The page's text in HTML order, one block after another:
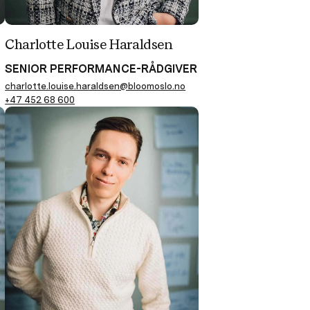
Charlotte Louise Haraldsen
SENIOR PERFORMANCE-RÅDGIVER
charlotte.louise.haraldsen@bloomoslo.no
+47 452 68 600